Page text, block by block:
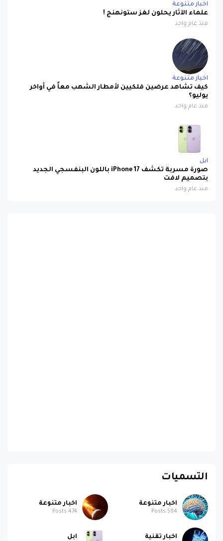
اخبار متنوعة
علماء الآثار يحلون لغز ستونهنج !
منذ عام واحد
اخبار متنوعة
كيف تشاهد عرضين فلكيين لأمطار الشهب معاً في أواخر
يوليو؟
منذ عام واحد
ابل
صورة مسربة تكشف iPhone 17 باللون البنفسجي الجديد
بتصميم لافت
منذ عام واحد
التسميات
اخبار متنوعة
584
اخبار متنوعة
474
اخبار تقنية ابل